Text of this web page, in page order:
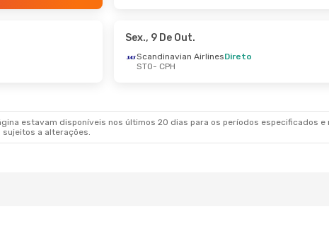
- Sáb., 3 De Out.
CPH
- STO
Sex., 9 De Out.
Scandinavian AirlinesDireto
STO- CPH
estavam disponíveis nos últimos 20 dias para os períodos especificados
a alterações.